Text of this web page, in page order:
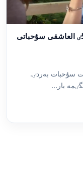
العاشقى سۇحباتى
سۇحبات بەردٸ.
بار...